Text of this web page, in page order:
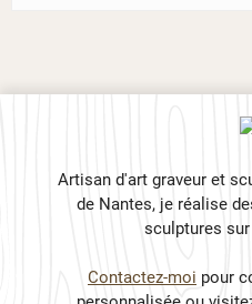
Artisan d'art graveur et
de Nantes, je réalise
sculptures
Contactez-moi pour